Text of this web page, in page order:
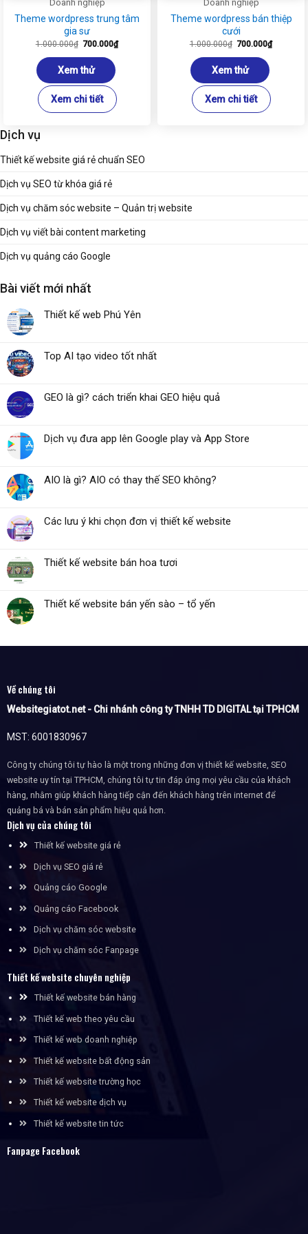
Doanh nghiệp
Theme wordpress trung tâm
gia sư
1.000.000₫ Giá
là:
1.000.000₫.
700.000₫Giá
hiện
Xem thử
Xem chi tiết
Doanh nghiệp
Theme wordpress bán thiệp
cưới
1.000.000₫ Giá
là:
1.000.000₫.
700.000₫Giá
hiện
Xem thử
Xem chi tiết
Dịch vụ
Thiết kế website giá rẻ chuẩn SEO
Dịch vụ SEO từ khóa giá rẻ
Dịch vụ chăm sóc website – Quản trị website
Dịch vụ viết bài content marketing
Dịch vụ quảng cáo Google
Bài viết mới nhất
Thiết kế web Phú Yên
Top AI tạo video tốt nhất
GEO là gì? cách triển khai GEO hiệu quả
Dịch vụ đưa app lên Google play và App Store
AIO là gì? AIO có thay thế SEO không?
Các lưu ý khi chọn đơn vị thiết kế website
Thiết kế website bán hoa tươi
Thiết kế website bán yến sào – tổ yến
Về chúng tôi
Websitegiatot.net - Chi nhánh công ty TNHH TD DIGITAL tại TPHCM
MST: 6001830967
Công ty chúng tôi tự hào là một trong những đơn vị thiết kế website, SEO
website uy tín tại TPHCM, chúng tôi tự tin đáp ứng mọi yêu cầu của khách
hàng, nhằm giúp khách hàng tiếp cận đến khách hàng trên internet để
quảng bá và bán sản phẩm hiệu quả hơn.
Dịch vụ của chúng tôi
Thiết kế website giá rẻ
Dịch vụ SEO giá rẻ
Quảng cáo Google
Quảng cáo Facebook
Dịch vụ chăm sóc website
Dịch vụ chăm sóc Fanpage
Thiết kế website chuyên nghiệp
Thiết kế website bán hàng
Thiết kế web theo yêu cầu
Thiết kế web doanh nghiệp
Thiết kế website bất động sản
Thiết kế website trường học
Thiết kế website dịch vụ
Thiết kế website tin tức
Fanpage Facebook